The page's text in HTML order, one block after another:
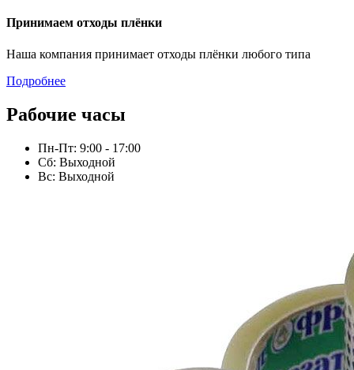
Принимаем отходы плёнки
Наша компания принимает отходы плёнки любого типа
Подробнее
Рабочие часы
Пн-Пт: 9:00 - 17:00
Сб: Выходной
Вс: Выходной